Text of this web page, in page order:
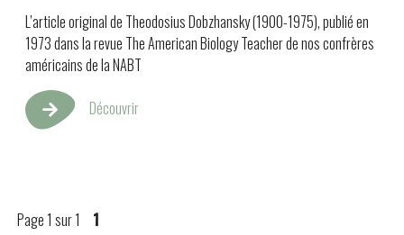
L’article original de Theodosius Dobzhansky (1900-1975), publié en
1973 dans la revue The American Biology Teacher de nos confrères
américains de la NABT
Découvrir
Page 1 sur 1 1